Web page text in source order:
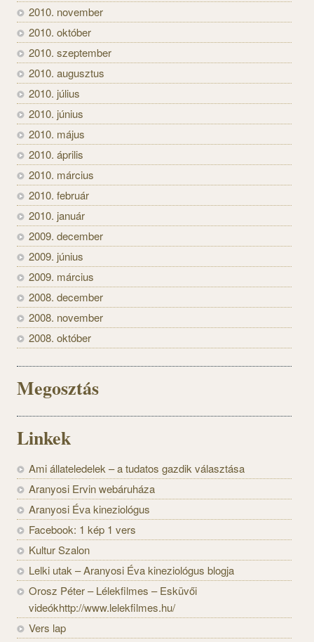
2010. november
2010. október
2010. szeptember
2010. augusztus
2010. július
2010. június
2010. május
2010. április
2010. március
2010. február
2010. január
2009. december
2009. június
2009. március
2008. december
2008. november
2008. október
Megosztás
Linkek
Ami állateledelek – a tudatos gazdik választása
Aranyosi Ervin webáruháza
Aranyosi Éva kineziológus
Facebook: 1 kép 1 vers
Kultur Szalon
Lelki utak – Aranyosi Éva kineziológus blogja
Orosz Péter – Lélekfilmes – Esküvői
videókhttp://www.lelekfilmes.hu/
Vers lap